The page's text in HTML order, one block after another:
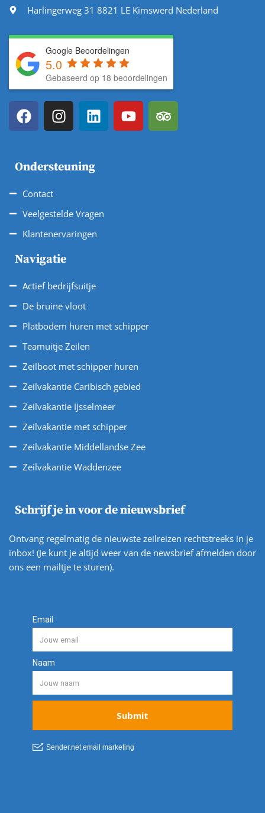
Harlingerweg 31 8821 LE Kimswerd Nederland
Google Beoordelingen
5.0
Gebaseerd op 18 beoordelingen
Ondersteuning
Contact
Veelgestelde Vragen
Klantenervaringen
Navigatie
Actief bedrijfsuitje
De bruine vloot
Platbodem huren met schipper
Teamuitje Zeilen
Zeilboot met schipper huren
Zeilvakantie Caribisch gebied
Zeilvakantie IJsselmeer
Zeilvakantie met schipper
Zeilvakantie Middellandse Zee
Zeilvakantie Waddenzee
Schrijf je in voor de nieuwsbrief
Ontvang regelmatig de nieuwste zeilreizen rechtstreeks in je
inbox! (Je kunt je altijd weer van de newsbrief afmelden door
ons een mailtje te sturen).